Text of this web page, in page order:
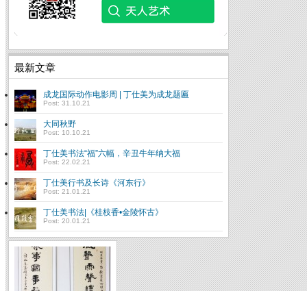
最新文章
成龙国际动作电影周 | 丁仕美为成龙题匾
Post: 31.10.21
大同秋野
Post: 10.10.21
丁仕美书法“福”六幅，辛丑牛年纳大福
Post: 22.02.21
丁仕美行书及长诗《河东行》
Post: 21.01.21
丁仕美书法|《桂枝香•金陵怀古》
Post: 20.01.21